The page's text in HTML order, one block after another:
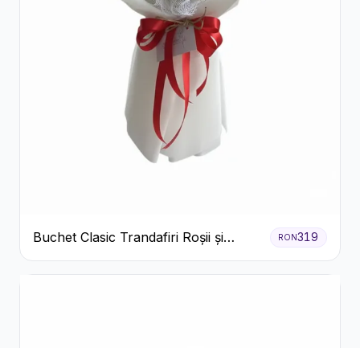
Buchet Clasic Trandafiri Roșii și
Eucalipt
RON319